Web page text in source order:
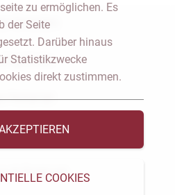
Dresden
Notariat
& Podcast
zu ermöglichen. Es
der Seite
Darüber hinaus
Statistikzwecke
direkt zustimmen.
COOKIES